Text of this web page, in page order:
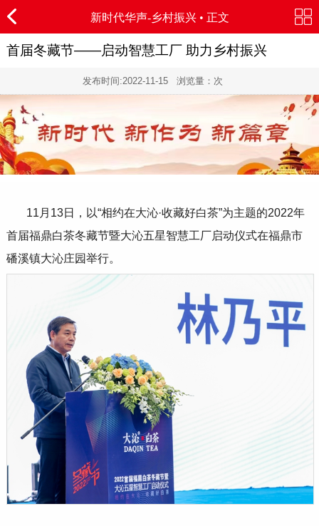
新时代华声-乡村振兴• 正文
首届冬藏节——启动智慧工厂 助力乡村振兴
发布时间:2022-11-15浏览量： 次
11月 13日，以“相约在大沁·收藏好白茶”为主题的2022年
首届福鼎白茶冬藏节暨大沁五星智慧工厂启动仪式在福鼎市
磻溪镇大沁庄园举行。